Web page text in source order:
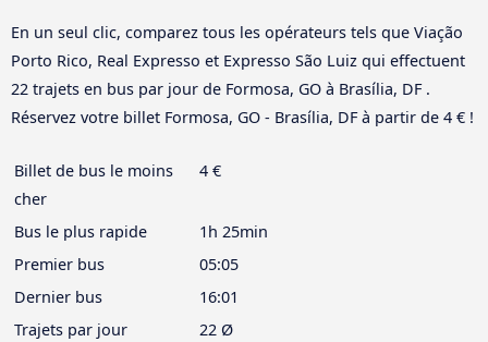
En un seul clic, comparez tous les opérateurs tels que Viação
Porto Rico, Real Expresso et Expresso São Luiz qui effectuent
22 trajets en bus par jour de Formosa, GO à Brasília, DF .
Réservez votre billet Formosa, GO - Brasília, DF à partir de 4 € !
Billet de bus le moins
cher
4 €
Bus le plus rapide
1h 25min
Premier bus
05:05
Dernier bus
16:01
Trajets par jour
22 Ø